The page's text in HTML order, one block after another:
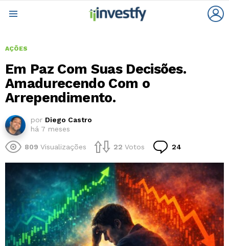
AÇÕES
Em Paz Com Suas Decisões.
Amadurecendo Com o
Arrependimento.
por Diego Castro
há 7 meses
809 Visualizações 22 Votos 24